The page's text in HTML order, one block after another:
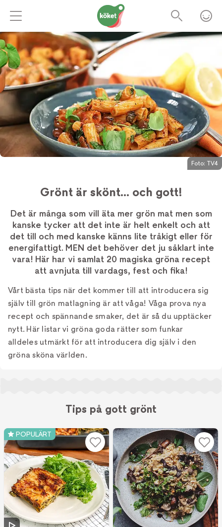
Foto: TV4
Grönt är skönt... och gott!
Det är många som vill äta mer grön mat men som
kanske tycker att det inte är helt enkelt och att
det till och med kanske känns lite tråkigt eller för
energifattigt. MEN det behöver det ju såklart inte
vara! Här har vi samlat 20 magiska gröna recept
att avnjuta till vardags, fest och fika!
Vårt bästa tips när det kommer till att introducera sig
själv till grön matlagning är att våga! Våga prova nya
recept och spännande smaker, det är så du upptäcker
nytt. Här listar vi gröna goda rätter som funkar
alldeles utmärkt för att introducera dig själv i den
gröna sköna världen.
Tips på gott grönt
POPULÄRT